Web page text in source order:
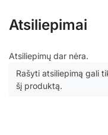
Atsiliepimai
Atsiliepimų dar nėra.
Rašyti atsiliepimą gali
šį produktą.